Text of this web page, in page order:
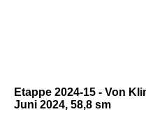
Etappe 2024-15 - Von
Juni 2024, 58,8 sm